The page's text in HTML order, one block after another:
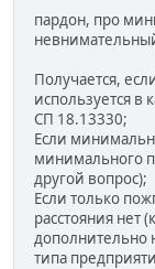
пардон, про
Получается,
используется в
СП 18.13330;
Если
минимального
другой вопрос);
Если только
расстояния нет
дополнительно
типа